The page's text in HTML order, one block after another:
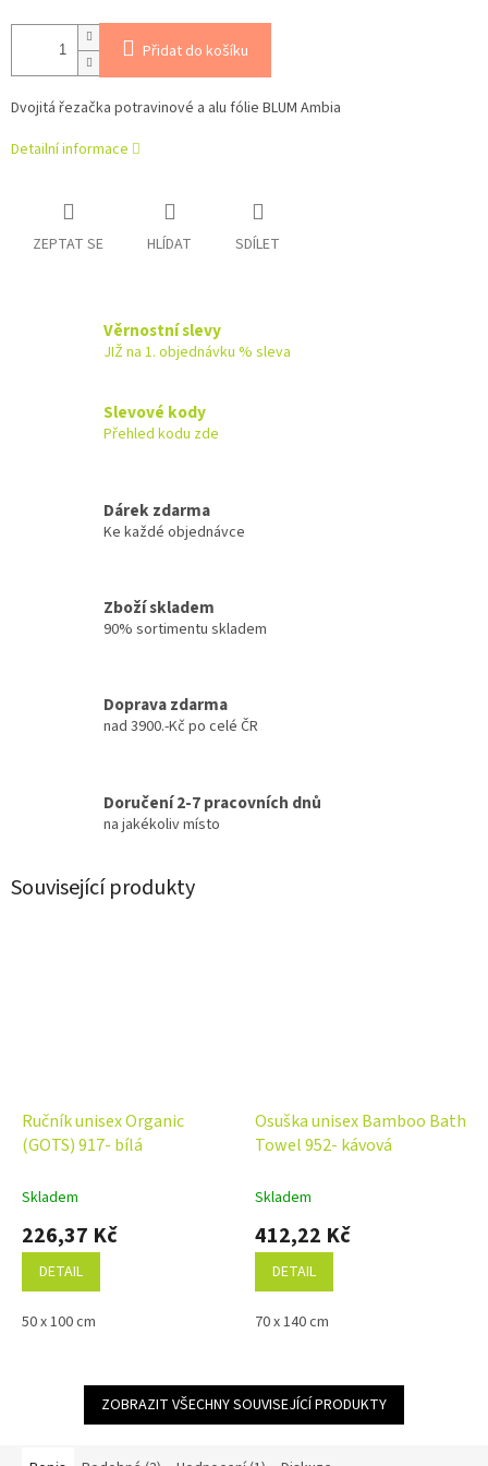
Přidat do košíku
Dvojitá řezačka potravinové a alu fólie BLUM Ambia
Detailní informace
ZEPTAT SE HLÍDAT SDÍLET
Věrnostní slevy
JIŽ na 1. objednávku % sleva
Slevové kody
Přehled kodu zde
Dárek zdarma
Ke každé objednávce
Zboží skladem
90% sortimentu skladem
Doprava zdarma
nad 3900.-Kč po celé ČR
Doručení 2-7 pracovních dnů
na jakékoliv místo
Související produkty
Ručník unisex Organic
(GOTS) 917- bílá
Skladem
226,37 Kč
DETAIL
50 x 100 cm
Osuška unisex Bamboo Bath
Towel 952- kávová
Skladem
412,22 Kč
DETAIL
70 x 140 cm
ZOBRAZIT VŠECHNY SOUVISEJÍCÍ PRODUKTY